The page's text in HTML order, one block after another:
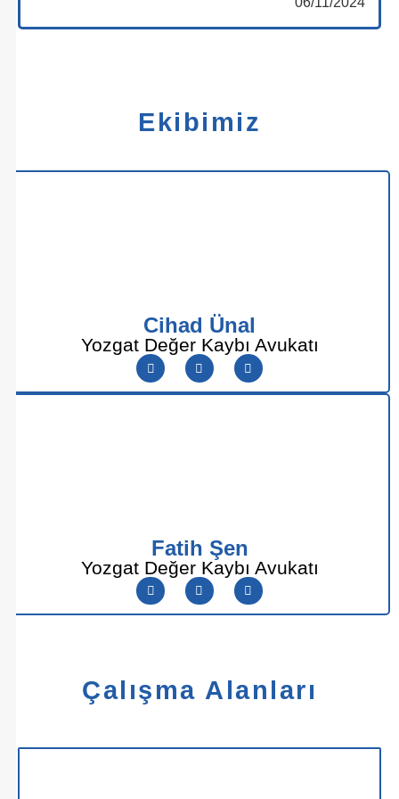
Ekibimiz
Cihad Ünal
Yozgat Değer Kaybı Avukatı
Fatih Şen
Yozgat Değer Kaybı Avukatı
Çalışma Alanları